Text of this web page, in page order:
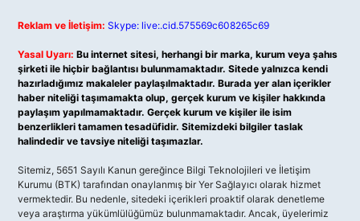
Reklam ve İletişim: Skype: live:.cid.575569c608265c69
Yasal Uyarı: Bu internet sitesi, herhangi bir marka, kurum veya şahıs
şirketi ile hiçbir bağlantısı bulunmamaktadır. Sitede yalnızca kendi
hazırladığımız makaleler paylaşılmaktadır. Burada yer alan içerikler
haber niteliği taşımamakta olup, gerçek kurum ve kişiler hakkında
paylaşım yapılmamaktadır. Gerçek kurum ve kişiler ile isim
benzerlikleri tamamen tesadüfidir. Sitemizdeki bilgiler taslak
halindedir ve tavsiye niteliği taşımazlar.
Sitemiz, 5651 Sayılı Kanun gereğince Bilgi Teknolojileri ve İletişim
Kurumu (BTK) tarafından onaylanmış bir Yer Sağlayıcı olarak hizmet
vermektedir. Bu nedenle, sitedeki içerikleri proaktif olarak denetleme
veya araştırma yükümlülüğümüz bulunmamaktadır. Ancak, üyelerimiz